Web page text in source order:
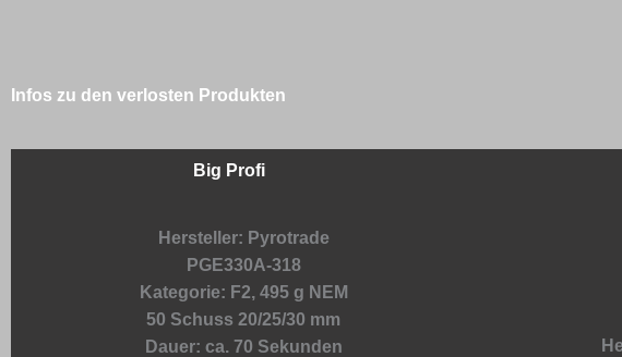
Infos zu den verlosten Produkten
Big Profi
Hersteller: Pyrotrade
PGE330A-318
Kategorie: F2, 495 g NEM
50 Schuss 20/25/30 mm
Dauer: ca. 70 Sekunden